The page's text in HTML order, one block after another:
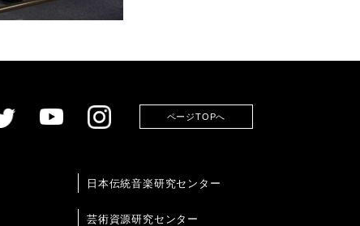
ページTOPへ
日本伝統音楽研究センター
芸術資源研究センター